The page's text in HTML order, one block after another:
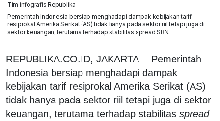
Tim infografis Republika
Pemerintah Indonesia bersiap menghadapi dampak kebijakan tarif
resiprokal Amerika Serikat (AS) tidak hanya pada sektor riil tetapi juga di
sektor keuangan, terutama terhadap stabilitas spread SBN.
REPUBLIKA.CO.ID, JAKARTA -- Pemerintah
Indonesia bersiap menghadapi dampak
kebijakan tarif resiprokal Amerika Serikat (AS)
tidak hanya pada sektor riil tetapi juga di sektor
keuangan, terutama terhadap stabilitas spread